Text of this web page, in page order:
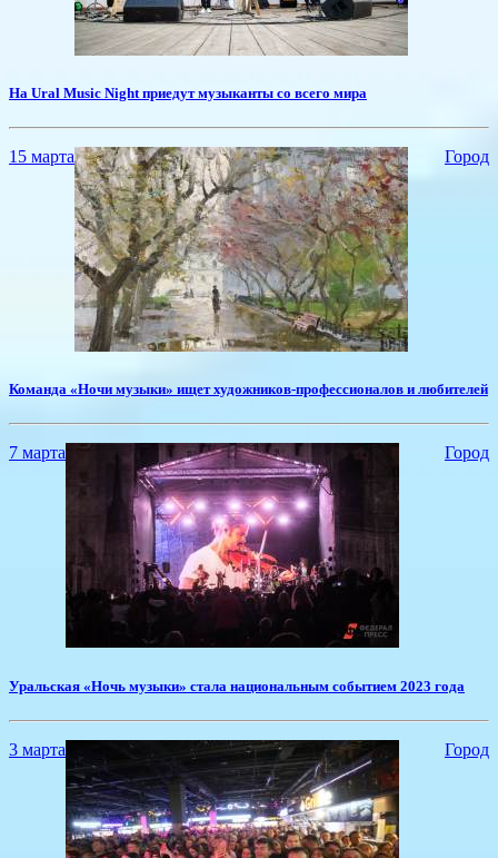
​На Ural Music Night приедут музыканты со всего мира
15 марта Город
Команда «Ночи музыки» ищет художников-профессионалов и любителей
7 марта Город
​Уральская «Ночь музыки» стала национальным событием 2023 года
3 марта Город